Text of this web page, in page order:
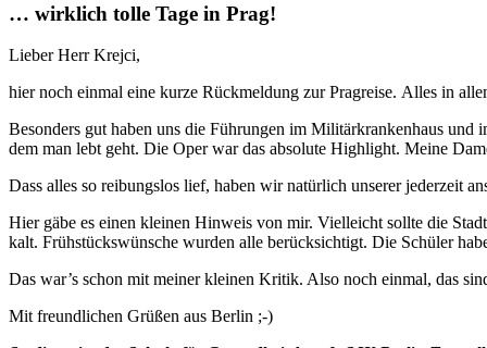
… wirklich tolle Tage in Prag!
Lieber Herr Krejci,
hier noch einmal eine kurze Rückmeldung zur Pragreise. Alles in
Besonders gut haben uns die Führungen im Militärkrankenhaus
dem man lebt geht. Die Oper war das absolute Highlight. Meine
Dass alles so reibungslos lief, haben wir natürlich unserer jederzeit
Hier gäbe es einen kleinen Hinweis von mir. Vielleicht sollte die
kalt. Frühstückswünsche wurden alle berücksichtigt. Die Schüler
Das war’s schon mit meiner kleinen Kritik. Also noch einmal, das
Mit freundlichen Grüßen aus Berlin ;-)